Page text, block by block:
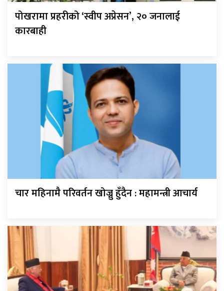
पोखरामा प्रहरीको ‘स्वीप अप्रेसन’, २० जनालाई
कारबाही
चार महिनामै परिवर्तन खोज्नु हुँदैन : महामन्त्री आचार्य